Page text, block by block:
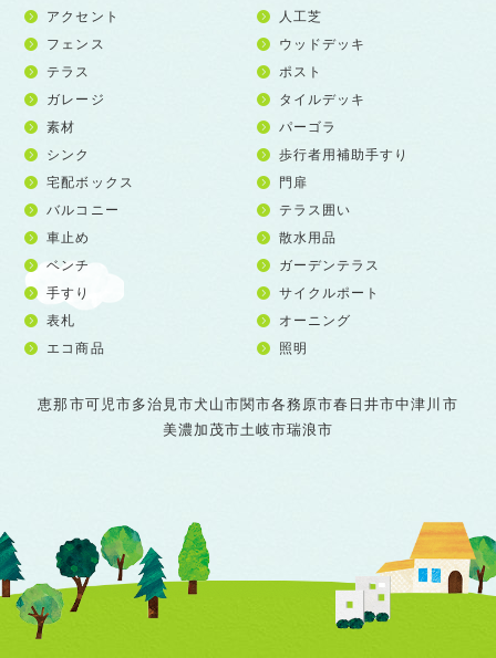
アクセント
人工芝
フェンス
ウッドデッキ
テラス
ポスト
ガレージ
タイルデッキ
素材
パーゴラ
シンク
歩行者用補助手すり
宅配ボックス
門扉
バルコニー
テラス囲い
車止め
散水用品
ベンチ
ガーデンテラス
手すり
サイクルポート
表札
オーニング
エコ商品
照明
恵那市可児市多治見市犬山市関市各務原市春日井市中津川市
美濃加茂市土岐市瑞浪市